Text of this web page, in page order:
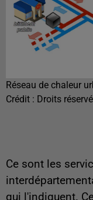
Réseau de chaleur
Crédit : Droits
Ce sont les
qui l'indiquent.